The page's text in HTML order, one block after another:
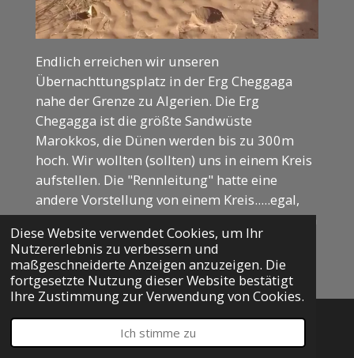
Diese Website verwendet Cookies, um Ihr
Nutzererlebnis zu verbessern und
maßgeschneiderte Anzeigen anzuzeigen. Die
fortgesetzte Nutzung dieser Website bestätigt
Ihre Zustimmung zur Verwendung von Cookies.
Ich stimme zu
Endlich erreichen wir unseren
Übernachttungsplatz in der Erg Cheggaga
nahe der Grenze zu Algerien. Die Erg
Chegagga ist die größte Sandwüste
Marokkos, die Dünen werden bis zu 300m
hoch. Wir wollten (sollten) uns in einem Kreis
aufstellen. Die "Rennleitung" hatte eine
andere Vorstellung von einem Kreis.....egal,
uns allen hat das so gefallen. Ein Kreis kann in
der Wüste auch oval sein.
Ein unglaublicher schöner Ort mit einem
magischen Licht bei Sonnenuntergang. Eine
beschreiben kann. Da ist mir auch egal dass
ich mittlerweile überall Sand im Fahrzeug
Telefon